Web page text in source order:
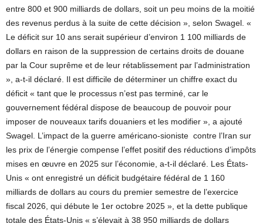
entre 800 et 900 milliards de dollars, soit un peu moins de la moitié
des revenus perdus à la suite de cette décision », selon Swagel. «
Le déficit sur 10 ans serait supérieur d’environ 1 100 milliards de
dollars en raison de la suppression de certains droits de douane
par la Cour suprême et de leur rétablissement par l’administration
», a-t-il déclaré. Il est difficile de déterminer un chiffre exact du
déficit « tant que le processus n’est pas terminé, car le
gouvernement fédéral dispose de beaucoup de pouvoir pour
imposer de nouveaux tarifs douaniers et les modifier », a ajouté
Swagel. L’impact de la guerre américano-sioniste contre l’Iran sur
les prix de l’énergie compense l’effet positif des réductions d’impôts
mises en œuvre en 2025 sur l’économie, a-t-il déclaré. Les États-
Unis « ont enregistré un déficit budgétaire fédéral de 1 160
milliards de dollars au cours du premier semestre de l’exercice
fiscal 2026, qui débute le 1er octobre 2025 », et la dette publique
totale des États-Unis « s’élevait à 38 950 milliards de dollars